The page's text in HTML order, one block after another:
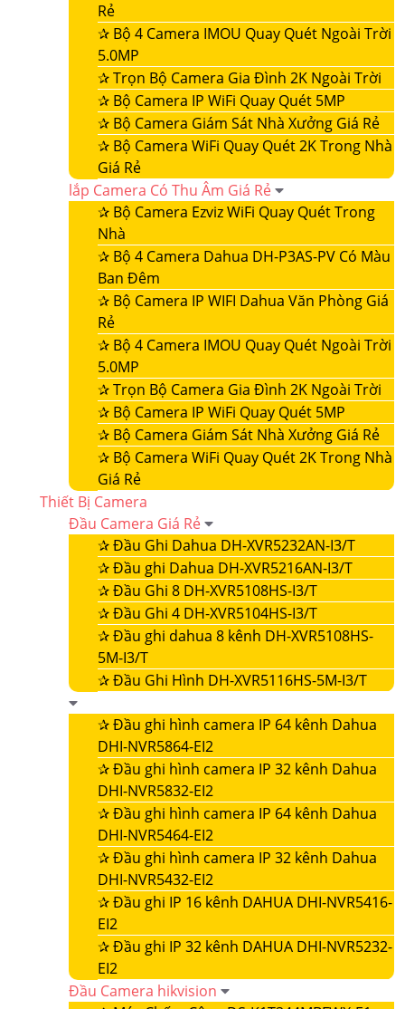
Rẻ
✰ Bộ 4 Camera IMOU Quay Quét Ngoài Trời
5.0MP
✰Trọn Bộ Camera Gia Đình 2K Ngoài Trời
✰ Bộ Camera IP WiFi Quay Quét 5MP
✰ Bộ Camera Giám Sát Nhà Xưởng Giá Rẻ
✰ Bộ Camera WiFi Quay Quét 2K Trong Nhà
Giá Rẻ
lắp Camera Có Thu Âm Giá Rẻ
✰ Bộ Camera Ezviz WiFi Quay Quét Trong
Nhà
✰ Bộ 4 Camera Dahua DH-P3AS-PV Có Màu
Ban Đêm
✰ Bộ Camera IP WIFI Dahua Văn Phòng Giá
Rẻ
✰ Bộ 4 Camera IMOU Quay Quét Ngoài Trời
5.0MP
✰Trọn Bộ Camera Gia Đình 2K Ngoài Trời
✰ Bộ Camera IP WiFi Quay Quét 5MP
✰ Bộ Camera Giám Sát Nhà Xưởng Giá Rẻ
✰ Bộ Camera WiFi Quay Quét 2K Trong Nhà
Giá Rẻ
Thiết Bị Camera
Đầu Camera Giá Rẻ
✰Đầu Ghi Dahua DH-XVR5232AN-I3/T
✰Đầu ghi Dahua DH-XVR5216AN-I3/T
✰Đầu Ghi 8 DH-XVR5108HS-I3/T
✰Đầu Ghi 4 DH-XVR5104HS-I3/T
✰Đầu ghi dahua 8 kênh DH-XVR5108HS-
5M-I3/T
✰Đầu Ghi Hình DH-XVR5116HS-5M-I3/T
✰Đầu ghi hình camera IP 64 kênh Dahua
DHI-NVR5864-EI2
✰Đầu ghi hình camera IP 32 kênh Dahua
DHI-NVR5832-EI2
✰Đầu ghi hình camera IP 64 kênh Dahua
DHI-NVR5464-EI2
✰Đầu ghi hình camera IP 32 kênh Dahua
DHI-NVR5432-EI2
✰Đầu ghi IP 16 kênh DAHUA DHI-NVR5416-
EI2
✰Đầu ghi IP 32 kênh DAHUA DHI-NVR5232-
EI2
Đầu Camera hikvision